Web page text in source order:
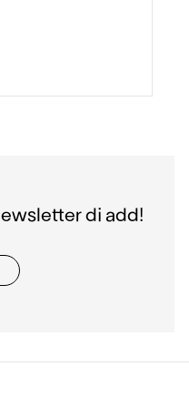
di add!